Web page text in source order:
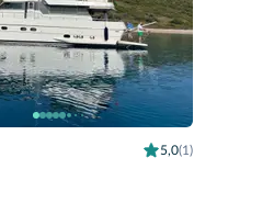
5,0(1)